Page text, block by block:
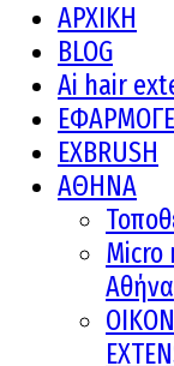
ΑΡΧΙΚΗ
BLOG
Ai hair
EXBRUSH
ΑΘΗΝΑ
Micro
Αθήνα